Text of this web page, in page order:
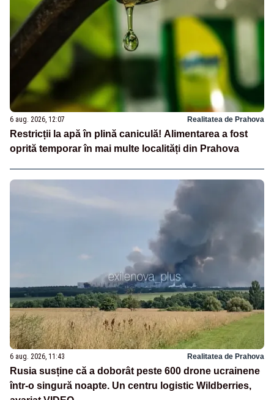
6 aug. 2026, 12:07 Realitatea de Prahova
Restricții la apă în plină caniculă! Alimentarea a fost
oprită temporar în mai multe localități din Prahova
6 aug. 2026, 11:43 Realitatea de Prahova
Rusia susține că a doborât peste 600 drone ucrainene
într-o singură noapte. Un centru logistic Wildberries,